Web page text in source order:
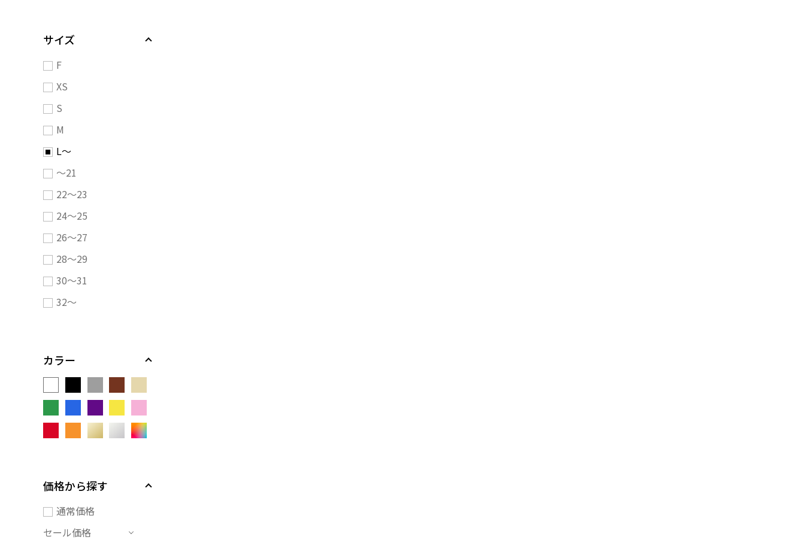
サイズ
F
XS
S
M
L～
～21
22～23
24～25
26～27
28～29
30～31
32～
カラー
価格から探す
通常価格
セール価格